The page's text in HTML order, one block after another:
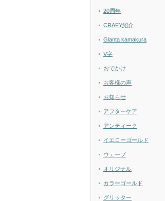
20周年
CRAFY紹介
Glanta kamakura
V字
おでかけ
お客様の声
お知らせ
アフターケア
アンティーク
イエローゴールド
ウェーブ
オリジナル
カラーゴールド
グリッター